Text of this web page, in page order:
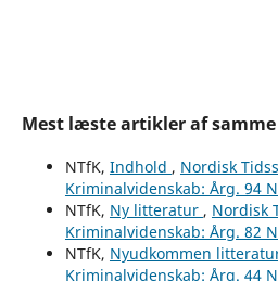
Mest læste artikler af
NTfK, Indhold , Nordisk
Kriminalvidenskab: Årg. 94
NTfK, Ny litteratur , Nordisk
Kriminalvidenskab: Årg. 82
NTfK, Nyudkommen
Kriminalvidenskab: Årg. 44